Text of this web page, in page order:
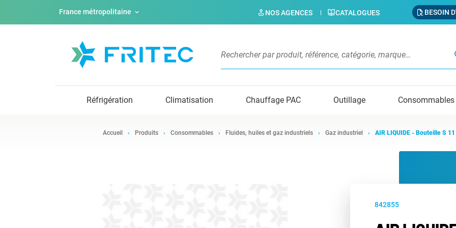
France métropolitaine NOS AGENCES CATALOGUES BESOIN
Réfrigération Climatisation Chauffage PAC Outillage Consommables
Accueil Produits Consommables Fluides, huiles et gaz industriels Gaz industriel AIR LIQUIDE - Bouteille S
842855